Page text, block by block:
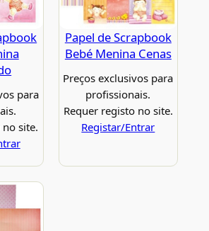
para
site.
Papel de Scrapbook
Bebé Menina Cenas
Preços exclusivos para
profissionais.
Requer registo no site.
Registar/Entrar